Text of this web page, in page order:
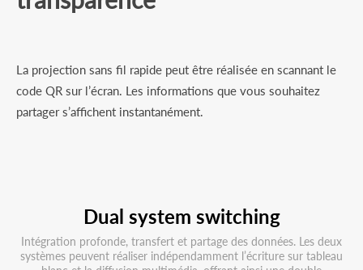
La projection sans fil rapide peut être réalisée en scannant le
code QR sur l’écran. Les informations que vous souhaitez
partager s’affichent instantanément.
Dual system switching
Intégration profonde, transfert et partage des données. Les deux
systèmes peuvent réaliser indépendamment l’écriture sur tableau